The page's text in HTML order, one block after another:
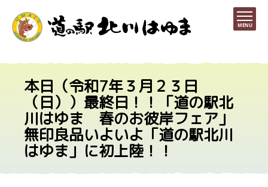
MENU
本日（令和7年３月２３日
（日））最終日！！「道の駅北
川はゆま 春のお彼岸フェア」
無印良品いよいよ「道の駅北川
はゆま」に初上陸！！